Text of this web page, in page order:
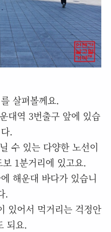
살펴볼께요.
대역 3번출구 앞에 있습
.
수 있는 다양한 노선이
1분거리에 있고요.
해운대 바다가 있습니
.
있어서 먹거리는 걱정안
되요.